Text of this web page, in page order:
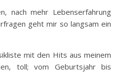
nach mehr Lebenserfahrung
geht mir so langsam ein
mit den Hits aus meinem
toll; vom Geburtsjahr bis